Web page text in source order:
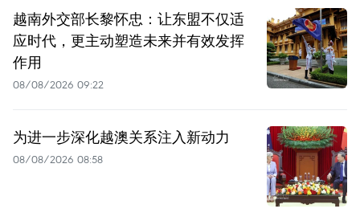
越南外交部长黎怀忠：让东盟不仅适
应时代，更主动塑造未来并有效发挥
作用
08/08/2026 09:22
为进一步深化越澳关系注入新动力
08/08/2026 08:58